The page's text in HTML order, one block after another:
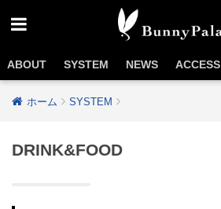
ABOUT SYSTEM NEWS ACCESS
ホーム SYSTEM
DRINK&FOOD